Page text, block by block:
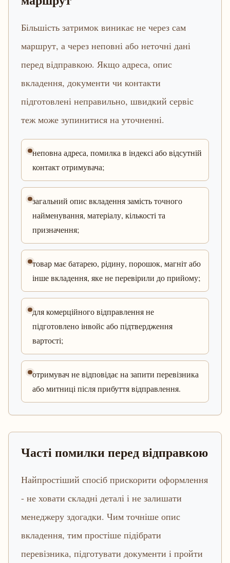
Більшість затримок виникає не через сам
маршрут, а через неповні або неточні дані
перед відправкою. Якщо адреса, опис
вкладення, документи чи контакти
підготовлені неправильно, швидкий сервіс
теж може зупинитися на уточненні.
неповна адреса, помилка в індексі або відсутній
контакт отримувача;
загальний опис вкладення замість точного
найменування, матеріалу, кількості та
призначення;
товар має батарею, рідину, порошок, магніт або
інше вкладення, яке не перевірили до прийому;
для комерційного відправлення не
підготовлено інвойс або підтвердження
вартості;
отримувач не відповідає на запити перевізника
або митниці після прибуття відправлення.
Часті помилки перед відправкою
Найпростіший спосіб прискорити оформлення
- не ховати складні деталі і не залишати
менеджеру здогадки. Чим точніше опис
вкладення, тим простіше підібрати
перевізника, підготувати документи і пройти